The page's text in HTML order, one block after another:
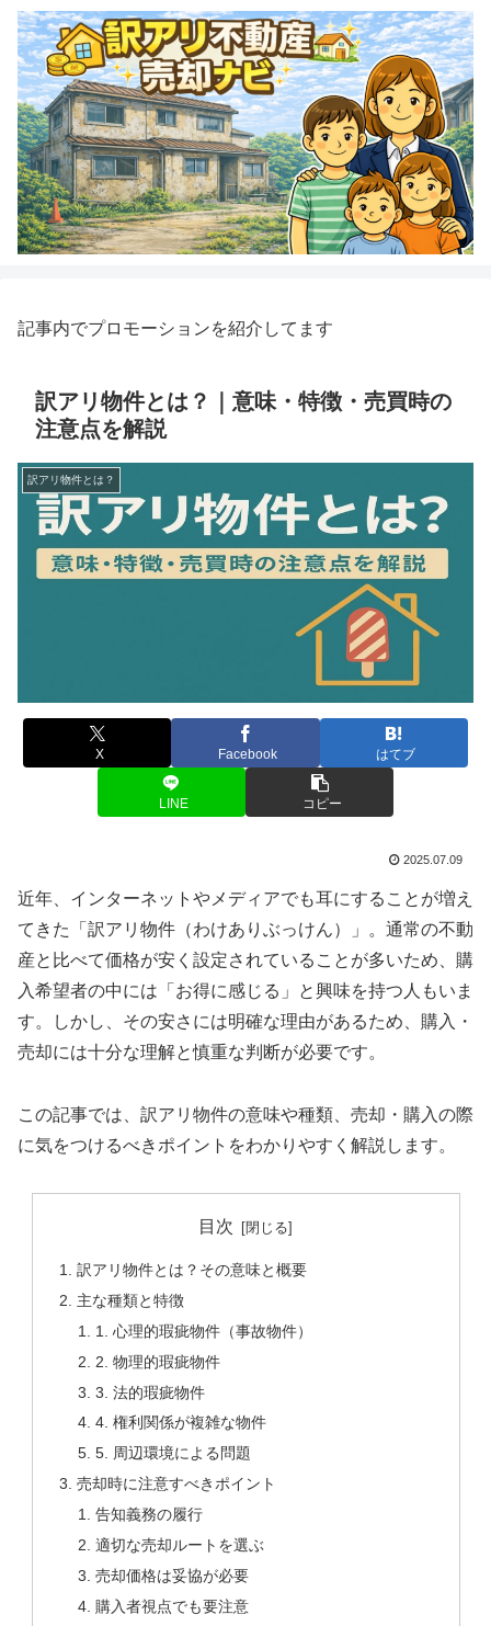
記事内でプロモーションを紹介してます
訳アリ物件とは？｜意味・特徴・売買時の
注意点を解説
訳アリ物件とは？
X Facebook はてブ
LINE コピー
2025.07.09
近年、インターネットやメディアでも耳にすることが増え
てきた「訳アリ物件（わけありぶっけん）」。通常の不動
産と比べて価格が安く設定されていることが多いため、購
入希望者の中には「お得に感じる」と興味を持つ人もいま
す。しかし、その安さには明確な理由があるため、購入・
売却には十分な理解と慎重な判断が必要です。
この記事では、訳アリ物件の意味や種類、売却・購入の際
に気をつけるべきポイントをわかりやすく解説します。
目次
訳アリ物件とは？その意味と概要
主な種類と特徴
1. 心理的瑕疵物件（事故物件）
2. 物理的瑕疵物件
3. 法的瑕疵物件
4. 権利関係が複雑な物件
5. 周辺環境による問題
売却時に注意すべきポイント
告知義務の履行
適切な売却ルートを選ぶ
売却価格は妥協が必要
購入者視点でも要注意